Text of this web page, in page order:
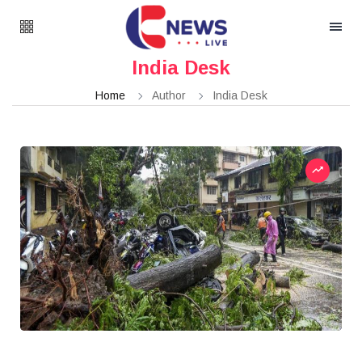
India Desk
Home Author India Desk